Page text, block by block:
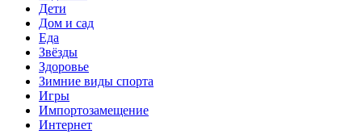
Дети
Дом и сад
Еда
Звёзды
Здоровье
Зимние виды спорта
Игры
Импортозамещение
Интернет